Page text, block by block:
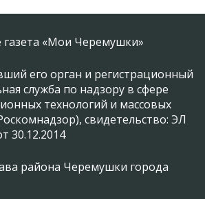
газета «Мои Черемушки»
его орган и регистрационный
служба по надзору в сфере
технологий и массовых
свидетельство: ЭЛ
30.12.2014
района Черемушки города